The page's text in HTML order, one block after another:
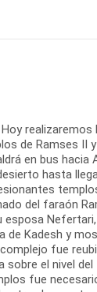
realizaremos
de Ramses II
en bus hacia
hasta
del faraón
esposa
de Kadesh y
fue
sobre el nivel
fue